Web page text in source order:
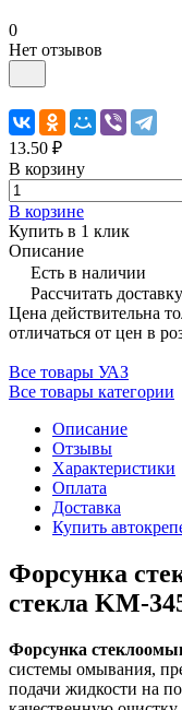
0
Нет отзывов
13.50 ₽
В корзину
В корзине
Купить в 1 клик
Описание
Есть в наличии
Рассчитать доставку
Цена действительна
отличаться от цен в
Все товары УАЗ
Все товары категории
Описание
Отзывы
Характеристики
Оплата
Доставка
Купить
Форсунка
стекла KM-
Форсунка
системы омывания,
подачи жидкости на